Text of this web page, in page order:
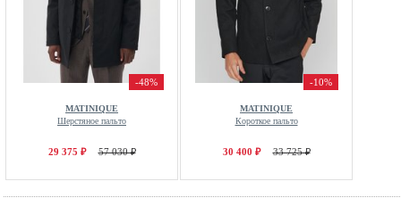
-48%
MATINIQUE
Шерстяное пальто
29 375 ₽ 57 030 ₽
-10%
MATINIQUE
Короткое пальто
30 400 ₽ 33 725 ₽